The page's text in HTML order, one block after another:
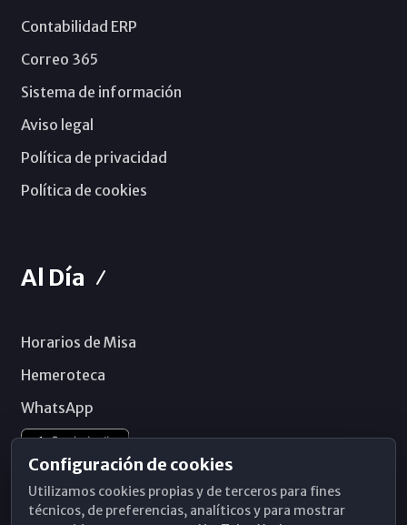
Contabilidad ERP
Correo 365
Sistema de información
Aviso legal
Política de privacidad
Política de cookies
Al Día
Horarios de Misa
Hemeroteca
WhatsApp
Configuración de cookies
Utilizamos cookies propias y de terceros para fines
técnicos, de preferencias, analíticos y para mostrar